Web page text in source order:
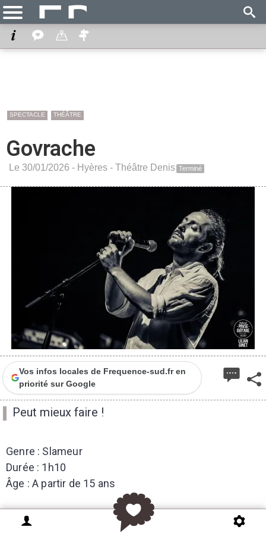
SPECTACLE THÉÂTRE
Govrache
Le 30/01/2026 - Hyères - Théâtre Denis Terminé
Vos infos locales de Frequence-sud.fr en
priorité sur Google
Peut mieux faire !
Genre : Slameur
Durée : 1h10
Âge : A partir de 15 ans
Après sa tournée APAGOGIE de plus de 120 dates en